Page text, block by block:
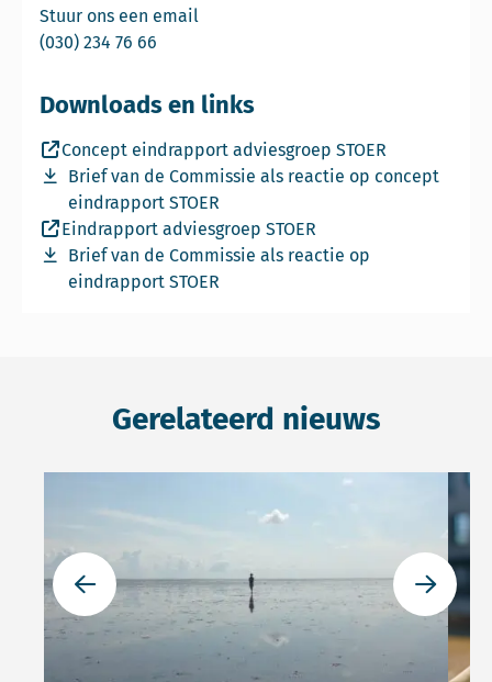
Stuur ons een email
(030) 234 76 66
Downloads en links
Concept eindrapport adviesgroep STOER
Deze link leidt naar een externe website.
Brief van de Commissie als reactie op concept
eindrapport STOER
Download bestand Brief-Commissie-STOER-reactie-op-
Eindrapport adviesgroep STOER
Deze link leidt naar een externe website.
Brief van de Commissie als reactie op
eindrapport STOER
Download bestand Brief-aan-minister-ivm-STOER-
Gerelateerd nieuws
Lees meer over Waddenzeegemeenten verdiepen
Ga
Ga naar de vorige slide